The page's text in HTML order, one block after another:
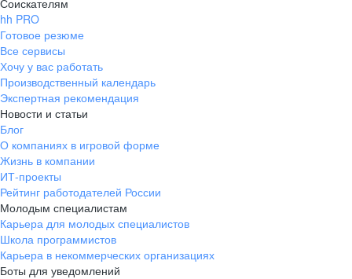
hh PRO
Готовое резюме
Все сервисы
Хочу у вас работать
Производственный календарь
Экспертная рекомендация
Новости и статьи
Блог
О компаниях в игровой форме
Жизнь в компании
ИТ-проекты
Рейтинг работодателей России
Молодым специалистам
Карьера для молодых специалистов
Школа программистов
Карьера в некоммерческих организациях
Боты для уведомлений